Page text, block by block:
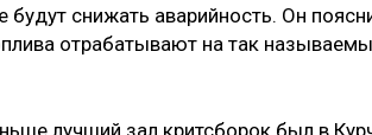
будут снижать аварийность. Он
отрабатывают на так